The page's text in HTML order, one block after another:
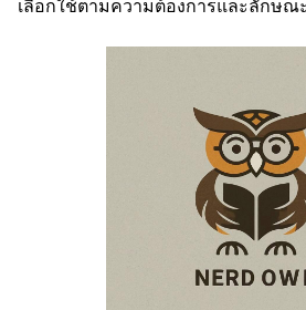
เลือกใช้ตามความต้องการและลักษ